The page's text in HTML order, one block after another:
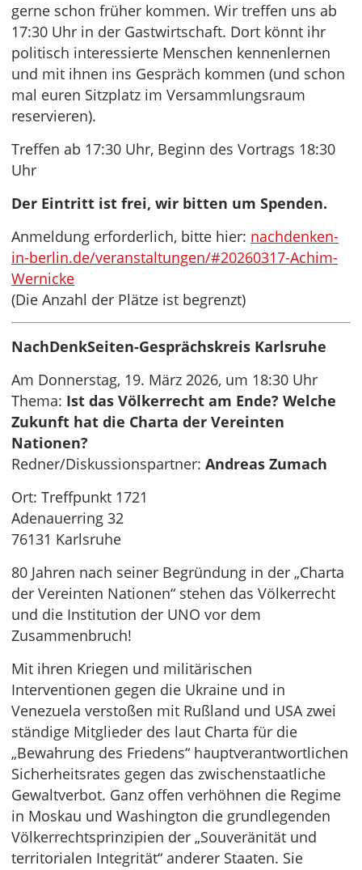
gerne schon früher kommen. Wir treffen uns ab
17:30 Uhr in der Gastwirtschaft. Dort könnt ihr
politisch interessierte Menschen kennenlernen
und mit ihnen ins Gespräch kommen (und schon
mal euren Sitzplatz im Versammlungsraum
reservieren).
Treffen ab 17:30 Uhr, Beginn des Vortrags 18:30
Uhr
Der Eintritt ist frei, wir bitten um Spenden.
Anmeldung erforderlich, bitte hier: nachdenken-
in-berlin.de/veranstaltungen/#20260317-Achim-
Wernicke
(Die Anzahl der Plätze ist begrenzt)
NachDenkSeiten-Gesprächskreis Karlsruhe
Am Donnerstag, 19. März 2026, um 18:30 Uhr
Thema: Ist das Völkerrecht am Ende? Welche
Zukunft hat die Charta der Vereinten
Nationen?
Redner/Diskussionspartner: Andreas Zumach
Ort: Treffpunkt 1721
Adenauerring 32
76131 Karlsruhe
80 Jahren nach seiner Begründung in der „Charta
der Vereinten Nationen“ stehen das Völkerrecht
und die Institution der UNO vor dem
Zusammenbruch!
Mit ihren Kriegen und militärischen
Interventionen gegen die Ukraine und in
Venezuela verstoßen mit Rußland und USA zwei
ständige Mitglieder des laut Charta für die
„Bewahrung des Friedens“ hauptverantwortlichen
Sicherheitsrates gegen das zwischenstaatliche
Gewaltverbot. Ganz offen verhöhnen die Regime
in Moskau und Washington die grundlegenden
Völkerrechtsprinzipien der „Souveränität und
territorialen Integrität“ anderer Staaten. Sie